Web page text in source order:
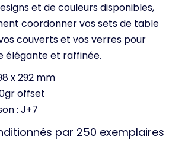
et de couleurs disponibles,
coordonner vos sets de table
couverts et vos verres pour
élégante et raffinée.
x 292 mm
offset
: J+7
par 250 exemplaires